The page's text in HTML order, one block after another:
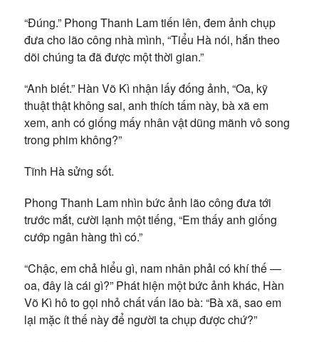
“Đúng.” Phong Thanh Lam tiến lên, đem ảnh chụp
đưa cho lão công nhà mình, “Tiểu Hà nói, hắn theo
dõi chúng ta đã được một thời gian.”
“Anh biết.” Hàn Võ Kì nhận lấy đống ảnh, “Oa, kỹ
thuật thật không sai, anh thích tấm này, bà xã em
xem, anh có giống mấy nhân vật dũng mãnh vô song
trong phim không?”
Tĩnh Hà sửng sốt.
Phong Thanh Lam nhìn bức ảnh lão công đưa tới
trước mắt, cười lạnh một tiếng, “Em thấy anh giống
cướp ngân hàng thì có.”
“Chậc, em chả hiểu gì, nam nhân phải có khí thế —
oa, đây là cái gì?” Phát hiện một bức ảnh khác, Hàn
Võ Kì hô to gọi nhỏ chất vấn lão bà: “Bà xã, sao em
lại mặc ít thế này để người ta chụp được chứ?”